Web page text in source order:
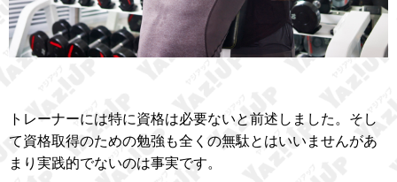
トレーナーには特に資格は必要ないと前述しました。そし
て資格取得のための勉強も全くの無駄とはいいませんがあ
まり実践的でないのは事実です。